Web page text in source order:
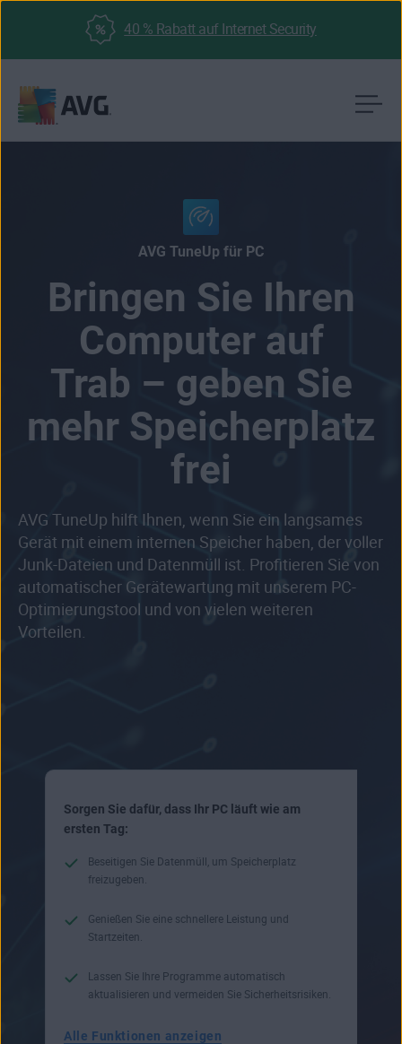
40 % Rabatt auf Internet Security
AVG TuneUp für PC
Bringen Sie Ihren
Computer auf
Trab – geben Sie
mehr Speicherplatz
frei
AVG TuneUp hilft Ihnen, wenn Sie ein langsames
Gerät mit einem internen Speicher haben, der voller
Junk-Dateien und Datenmüll ist. Profitieren Sie von
automatischer Gerätewartung mit unserem PC-
Optimierungstool und von vielen weiteren
Vorteilen.
Sorgen Sie dafür, dass Ihr PC läuft wie am
ersten Tag:
Beseitigen Sie Datenmüll, um Speicherplatz
freizugeben.
Genießen Sie eine schnellere Leistung und
Startzeiten.
Lassen Sie Ihre Programme automatisch
aktualisieren und vermeiden Sie Sicherheitsrisiken.
Alle Funktionen anzeigen